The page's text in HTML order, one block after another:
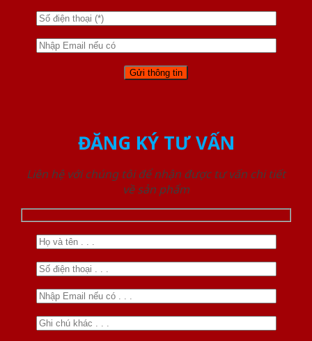
ĐĂNG KÝ TƯ VẤN
Liên hệ với chúng tôi để nhận được tư vấn chi tiết
về sản phẩm